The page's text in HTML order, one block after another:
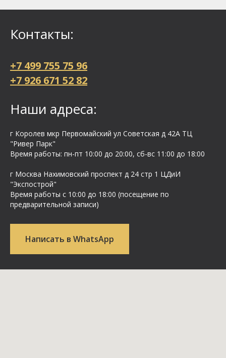
Контакты:
+7 499 755 75 96
+7 926 671 52 82
Наши адреса:
г Королев мкр Первомайский ул Cоветская д 42А ТЦ
"Ривер Парк"
Время работы: пн-пт 10:00 до 20:00, сб-вс 11:00 до 18:00
г Москва Нахимовский проспект д 24 стр 1 ЦДиИ
"Экспострой"
Время работы с 10:00 до 18:00 (посещение по
предварительной записи)
Написать в WhatsApp